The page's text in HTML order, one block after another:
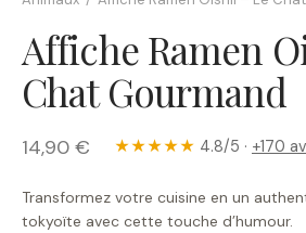
Affiche Ramen
Chat Gourmand
14,90 € ★★★★★ 4.8/5 · +170
Transformez votre cuisine en un
tokyoïte avec cette touche d’humour.